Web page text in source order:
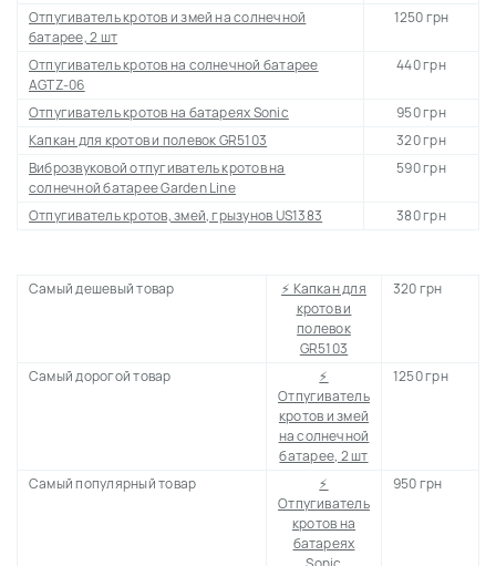
Отпугиватель кротов и змей на солнечной
батарее, 2 шт
1250 грн
Отпугиватель кротов на солнечной батарее
AGTZ-06
440 грн
Отпугиватель кротов на батареях Sonic
950 грн
Капкан для кротов и полевок GR5103
320 грн
Виброзвуковой отпугиватель кротов на
солнечной батарее Garden Line
590 грн
Отпугиватель кротов, змей, грызунов US1383 380 грн
Самый дешевый товар
⚡ Капкан для
кротов и
полевок
GR5103
320 грн
Самый дорогой товар
⚡
Отпугиватель
кротов и змей
на солнечной
батарее, 2 шт
1250 грн
Самый популярный товар
⚡
Отпугиватель
кротов на
батареях
950 грн